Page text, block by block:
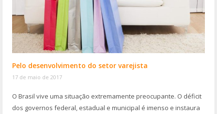
Pelo desenvolvimento do setor varejista
17 de maio de 2017
O Brasil vive uma situação extremamente preocupante. O déficit
dos governos federal, estadual e municipal é imenso e instaura